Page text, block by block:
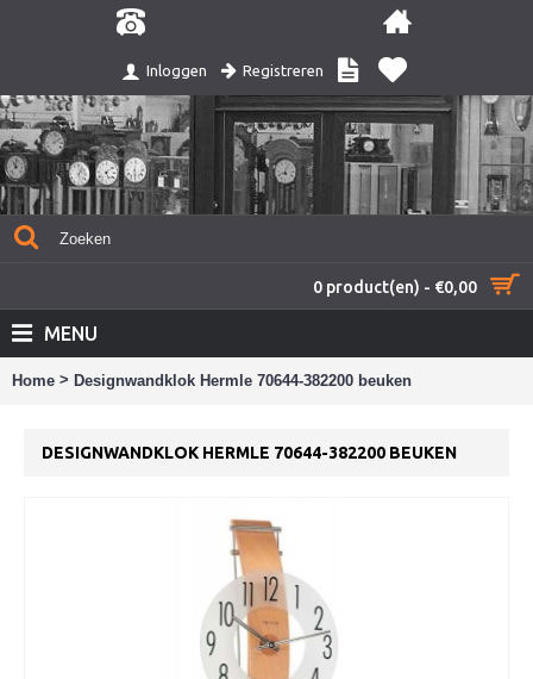
Inloggen Registreren
0 product(en) - €0,00
MENU
Home > Designwandklok Hermle 70644-382200 beuken
DESIGNWANDKLOK HERMLE 70644-382200 BEUKEN